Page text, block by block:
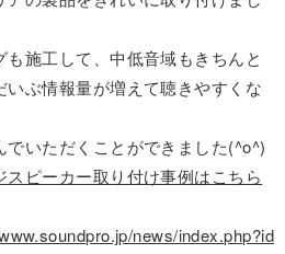
施工して、中低音域もきちんと
ぶ情報量が増えて聴きやすくな
いただくことができました(^o^)
スピーカー取り付け事例はこちら
news/index.php?id